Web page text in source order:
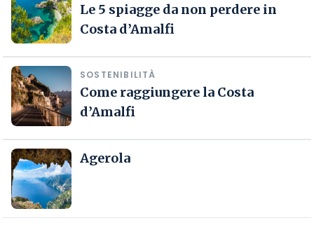
Le 5 spiagge da non perdere in
Costa d’Amalfi
SOSTENIBILITÀ
Come raggiungere la Costa
d’Amalfi
Agerola